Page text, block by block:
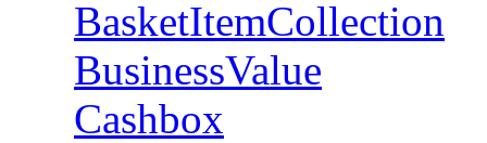
BasketItemCollection
BusinessValue
Cashbox